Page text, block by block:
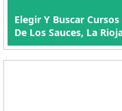
Elegir Y Buscar
De Los Sauces, La